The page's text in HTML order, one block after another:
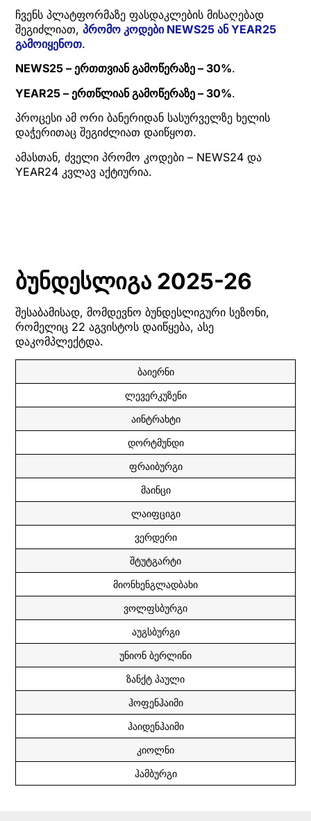
ჩვენს პლატფორმაზე ფასდაკლების მისაღებად
შეგიძლიათ, პრომო კოდები NEWS25 ან YEAR25
გამოიყენოთ.
NEWS25 – ერთთვიან გამოწერაზე – 30%.
YEAR25 – ერთწლიან გამოწერაზე – 30%.
პროცესი ამ ორი ბანერიდან სასურველზე ხელის
დაჭერითაც შეგიძლიათ დაიწყოთ.
ამასთან, ძველი პრომო კოდები – NEWS24 და
YEAR24 კვლავ აქტიურია.
ბუნდესლიგა 2025-26
შესაბამისად, მომდევნო ბუნდესლიგური სეზონი,
რომელიც 22 აგვისტოს დაიწყება, ასე
დაკომპლექტდა.
ბაიერნი
ლევერკუზენი
აინტრახტი
დორტმუნდი
ფრაიბურგი
მაინცი
ლაიფციგი
ვერდერი
შტუტგარტი
მიონხენგლადბახი
ვოლფსბურგი
აუგსბურგი
უნიონ ბერლინი
ზანქტ პაული
ჰოფენჰაიმი
ჰაიდენჰაიმი
კიოლნი
ჰამბურგი